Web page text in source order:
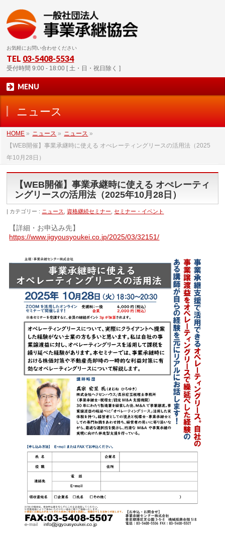
お気軽にお問い合わせください
TEL 03-5408-5534
受付時間 9:00 - 18:00 [ 土・日・祝日除く ]
MENU
ニュース
HOME » ニュース » ニュース »
【WEB開催】事業承継時に使える オぺレーティングリースの活用法（2025
年10月28日）
【WEB開催】事業承継時に使える オぺレーティ
ングリースの活用法（2025年10月28日）
カテゴリー : ニュース 資格継続セミナー ,セミナー・イベント
【詳細・お申込み先】
https://www.jigyousyoukei.co.jp/2025/03/32151/